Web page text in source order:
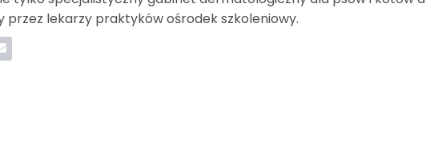
przez lekarzy praktyków ośrodek szkoleniowy.